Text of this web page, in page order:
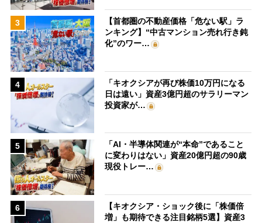
3
【首都圏の不動産価格「危ない駅」ラ
ンキング】“中古マンション売れ行き鈍
化”のワー…
4
「キオクシアが再び株価10万円になる
日は遠い」資産3億円超のサラリーマン
投資家が…
5
「AI・半導体関連が“本命”であること
に変わりはない」資産20億円超の90歳
現役トレー…
6
【キオクシア・ショック後に「株価倍
増」も期待できる注目銘柄5選】資産3